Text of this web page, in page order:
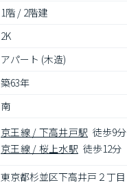
1階 / 2階建
2K
アパート (木造)
築63年
南
京王線 / 下高井戸駅 徒歩9分
京王線 / 桜上水駅 徒歩12分
東京都杉並区下高井戸２丁目